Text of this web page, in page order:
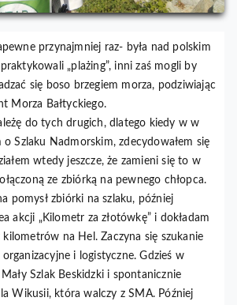
przynajmniej raz- była nad polskim
„plażing”, inni zaś mogli by
się boso brzegiem morza, podziwiając
Morza Bałtyckiego.
do tych drugich, dlatego kiedy w w
o Szlaku Nadmorskim, zdecydowałem się
wtedy jeszcze, że zamieni się to w
ze zbiórką na pewnego chłopca.
pomysł zbiórki na szlaku, później
akcji „Kilometr za złotówkę” i dokładam
kilometrów na Hel. Zaczyna się szukanie
i logistyczne. Gdzieś w
Szlak Beskidzki i spontanicznie
Wikusii, która walczy z SMA. Później